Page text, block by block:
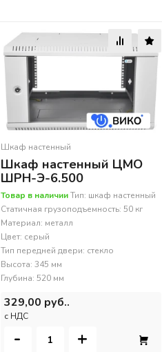
Шкаф настенный
Шкаф настенный ЦМО
ШРН-Э-6.500
Товар в наличииТип: шкаф настенный
Статичная грузоподъемность: 50 кг
Материал: металл
Цвет: серый
Тип передней двери: стекло
Высота: 345 мм
Глубина: 520 мм
329,00 руб..
c НДС
- +